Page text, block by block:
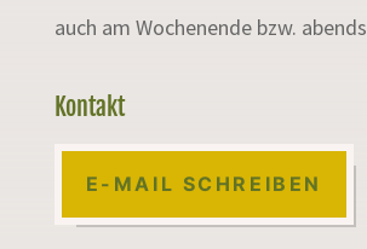
auch am Wochenende bzw. abends
Kontakt
E-MAIL SCHREIBEN